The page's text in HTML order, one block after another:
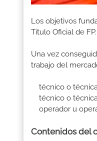
Los objetivos
Titulo Oficial de FP.
Una vez
trabajo del
técnico o
técnico o
operador u
Contenidos del